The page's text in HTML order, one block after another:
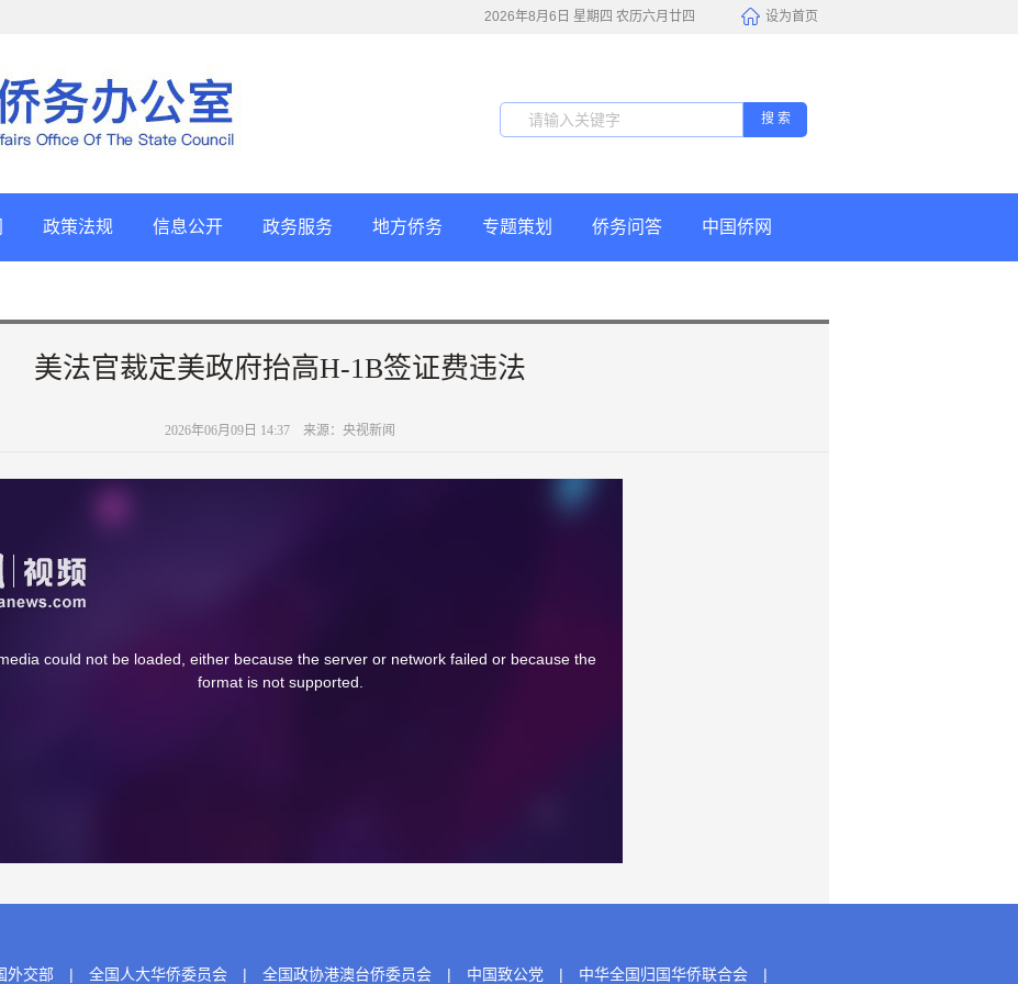
设为首页
2026年8月6日 星期四 农历六月廿四
搜 索
政策法规 信息公开 政务服务 地方侨务 专题策划 侨务问答 中国侨网
美法官裁定美政府抬高H-1B签证费违法
2026年06月09日 14:37 来源：央视新闻
could not be loaded, either because the server or network failed or because the
format is not supported.
外交部 | 全国人大华侨委员会 | 全国政协港澳台侨委员会 | 中国致公党 | 中华全国归国华侨联合会 |